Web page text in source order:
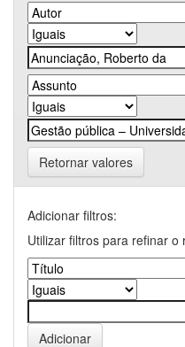
Retornar valores
Adicionar filtros:
Utilizar filtros para refinar o